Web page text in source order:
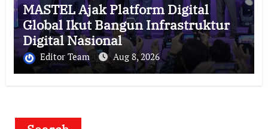
MASTEL Ajak Platform Digital
Global Ikut Bangun Infrastruktur
Digital Nasional
Editor Team Aug 8, 2026